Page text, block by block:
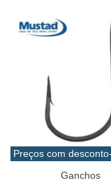
Preços com desconto
Ganchos